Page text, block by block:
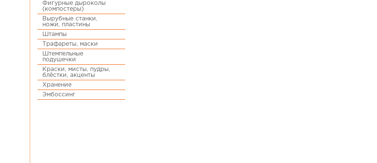
Фигурные дыроколы
(компостеры)
Вырубные станки,
ножи, пластины
Штампы
Трафареты, маски
Штемпельные
подушечки
Краски, мисты, пудры,
блёстки, акценты
Хранение
Эмбоссинг